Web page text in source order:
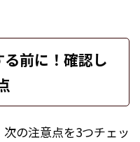
前に！確認し
の注意点を3つチェッ